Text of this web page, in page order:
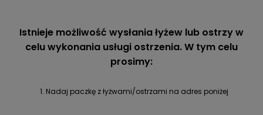
Istnieje możliwość wysłania łyżew lub ostrzy w
celu wykonania usługi ostrzenia. W tym celu
prosimy:
1. Nadaj paczkę z łyżwami/ostrzami na adres poniżej